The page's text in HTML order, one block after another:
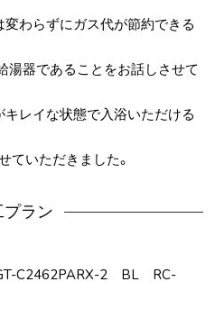
変わらずにガス代が節約できる
湯器であることをお話しさせて
キレイな状態で入浴いただける
ていただきました。
ラン
C2462PARX-2 BL RC-